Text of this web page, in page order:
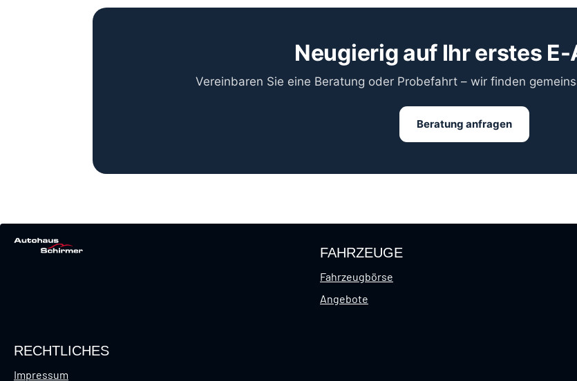
Neugierig auf Ihr erstes
Vereinbaren Sie eine Beratung oder Probefahrt – wir finden
Beratung anfragen
FAHRZEUGE
Fahrzeugbörse
Angebote
RECHTLICHES
Impressum